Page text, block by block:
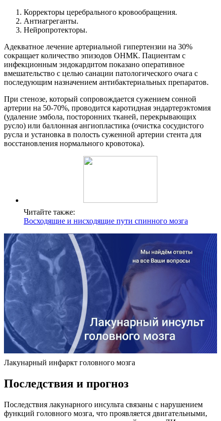
Корректоры церебрального кровообращения.
Антиагреганты.
Нейропротекторы.
Адекватное лечение артериальной гипертензии на 30%
сокращает количество эпизодов ОНМК. Пациентам с
инфекционным эндокардитом показано оперативное
вмешательство с целью санации патологического очага с
последующим назначением антибактериальных препаратов.
При стенозе, который сопровождается сужением сонной
артерии на 50-70%, проводится каротидная эндартерэктомия
(удаление эмбола, посторонних тканей, перекрывающих
русло) или баллонная ангиопластика (очистка сосудистого
русла и установка в полость суженной артерии стента для
восстановления нормального кровотока).
Читайте также:
Восходящие и нисходящие пути спинного мозга
Лакунарный инфаркт головного мозга
Последствия и прогноз
Последствия лакунарного инсульта связаны с нарушением
функций головного мозга, что проявляется двигательными,